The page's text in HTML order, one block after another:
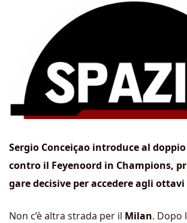
Sergio Conceiçao introduce al
contro il Feyenoord in Champions,
gare decisive per accedere agli
Non c’è altra strada per il Milan. Dopo